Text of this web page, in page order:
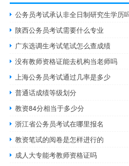
公务员考试承认非全日制研究生学历
陕西公务员考试需要什么专业
广东选调生考试笔试怎么查成绩
没有教师资格证能去机构当老师吗
上海公务员考试通过几率是多少
普通话成绩等级划分
教资84分相当于多少分
浙江省公务员考试在哪里报名
教资笔试的阅卷是怎样进行的
成人大专能考教师资格证吗